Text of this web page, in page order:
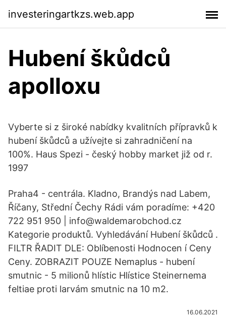
investeringartkzs.web.app
Hubení škůdců
apolloxu
Vyberte si z široké nabídky kvalitních přípravků k
hubení škůdců a užívejte si zahradničení na
100%. Haus Spezi - český hobby market již od r.
1997
Praha4 - centrála. Kladno, Brandýs nad Labem,
Říčany, Střední Čechy Rádi vám poradíme: +420
722 951 950 | info@waldemarobchod.cz
Kategorie produktů. Vyhledávání Hubení škůdců .
FILTR ŘADIT DLE: Oblíbenosti Hodnocen í Ceny
Ceny. ZOBRAZIT POUZE Nemaplus - hubení
smutnic - 5 milionů hlístic Hlístice Steinernema
feltiae proti larvám smutnic na 10 m2.
16.06.2021